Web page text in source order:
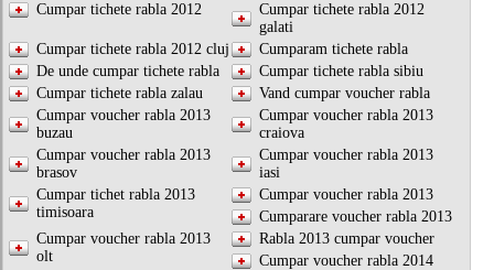
Cumpar tichete rabla 2012
Cumpar tichete rabla 2012
galati
Cumpar tichete rabla 2012 cluj
Cumparam tichete rabla
De unde cumpar tichete rabla
Cumpar tichete rabla sibiu
Cumpar tichete rabla zalau
Vand cumpar voucher rabla
Cumpar voucher rabla 2013
buzau
Cumpar voucher rabla 2013
craiova
Cumpar voucher rabla 2013
brasov
Cumpar voucher rabla 2013
iasi
Cumpar tichet rabla 2013
timisoara
Cumpar voucher rabla 2013
Cumparare voucher rabla 2013
Cumpar voucher rabla 2013
olt
Rabla 2013 cumpar voucher
Cumpar voucher rabla 2014